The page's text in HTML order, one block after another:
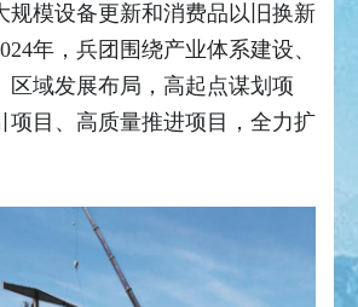
规模设备更新和消费品以旧换新
年，兵团围绕产业体系建设、
区域发展布局，高起点谋划项
项目、高质量推进项目，全力扩